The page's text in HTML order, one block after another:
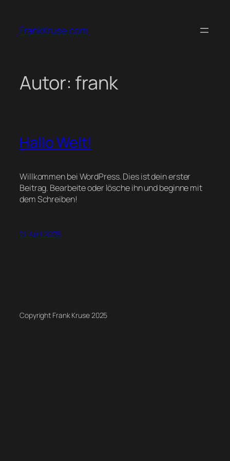
springen
FrankKruse.com
Autor: frank
Hallo Welt!
Willkommen bei WordPress. Dies ist dein erster
Beitrag. Bearbeite oder lösche ihn und beginne mit
dem Schreiben!
21. April 2025
Copyright Frank Kruse 2025